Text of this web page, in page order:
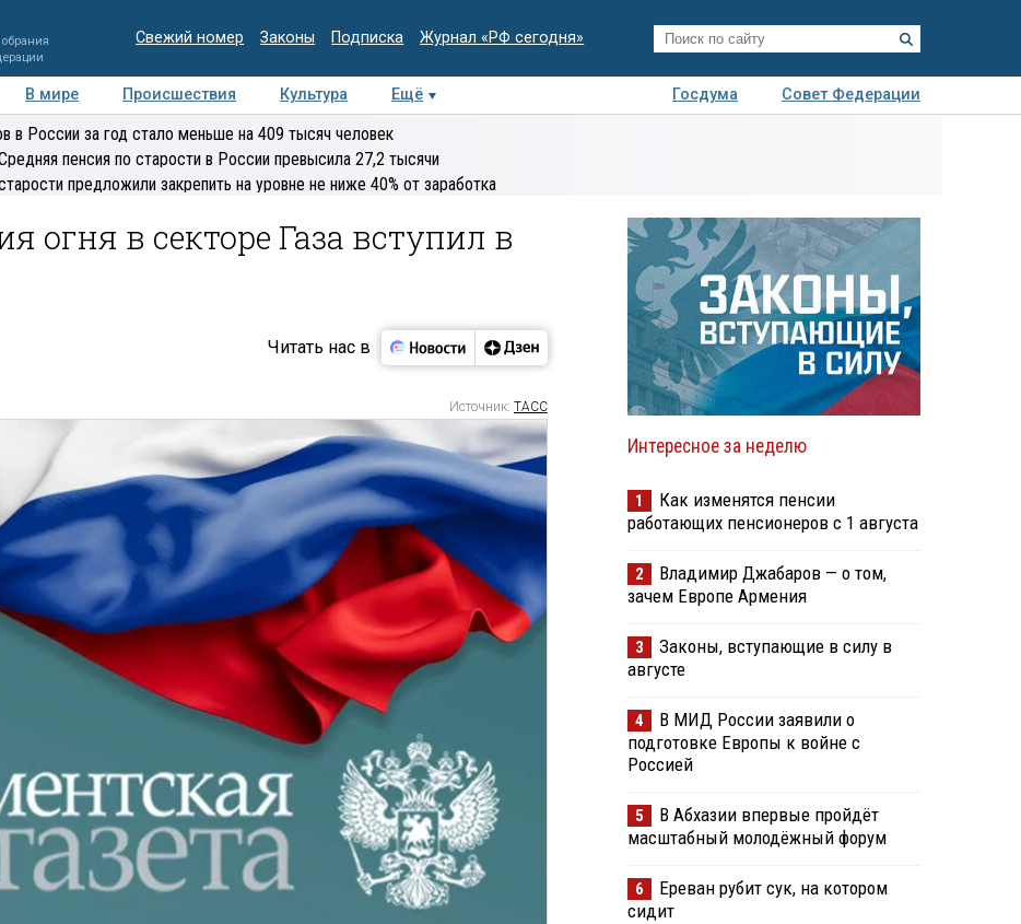
Свежий номер Законы Подписка Журнал «РФ сегодня»
В мире Происшествия Культура Ещё Госдума
Совет Федерации
Медиацентр Интервью Колумнисты
в России за год стало меньше на 409 тысяч человек
пенсия по старости в России превысила 27,2 тысячи
предложили закрепить на уровне не ниже 40% от заработка
огня в секторе Газа вступил в
Читать нас в
Источник: ТАСС
Интересное за неделю
1
Как изменятся пенсии
работающих пенсионеров с 1 августа
2
Владимир Джабаров — о том,
зачем Европе Армения
3
Законы, вступающие в силу в
августе
4
В МИД России заявили о
подготовке Европы к войне с
Россией
5
В Абхазии впервые пройдёт
масштабный молодёжный форум
6
Ереван рубит сук, на котором
сидит